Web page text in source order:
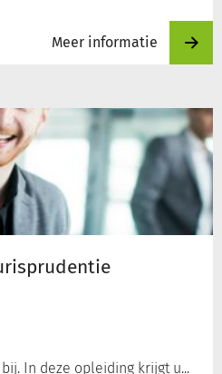
Meer informatie
In deze opleiding krijgt u...